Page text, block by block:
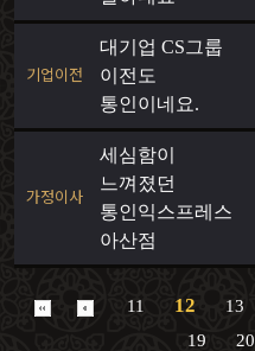
기업이전
대기업 CS그룹
이전도
통인이네요.
가정이사
세심함이
느껴졌던
통인익스프레스
아산점
11 12 13
19
20